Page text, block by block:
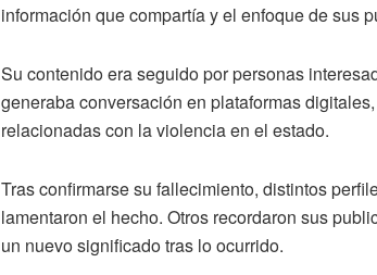
información que compartía y el enfoque de sus
Su contenido era seguido por personas
generaba conversación en plataformas
relacionadas con la violencia en el estado.
Tras confirmarse su fallecimiento, distintos
lamentaron el hecho. Otros recordaron sus
un nuevo significado tras lo ocurrido.